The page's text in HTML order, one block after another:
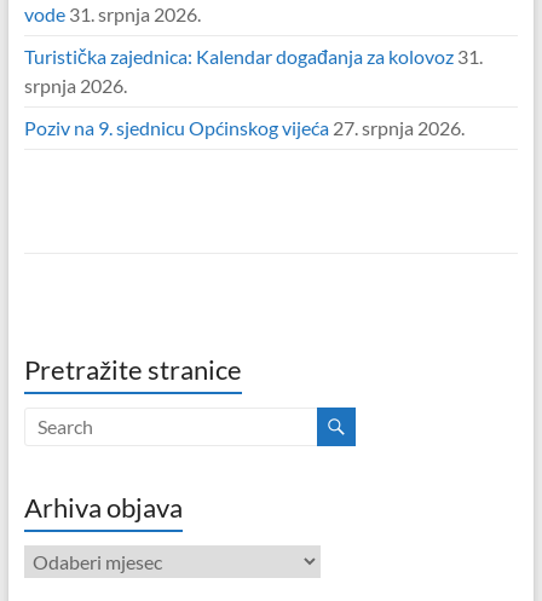
vode 31. srpnja 2026.
Turistička zajednica: Kalendar događanja za kolovoz 31.
srpnja 2026.
Poziv na 9. sjednicu Općinskog vijeća 27. srpnja 2026.
Pretražite stranice
Arhiva objava
Arhiva
objava